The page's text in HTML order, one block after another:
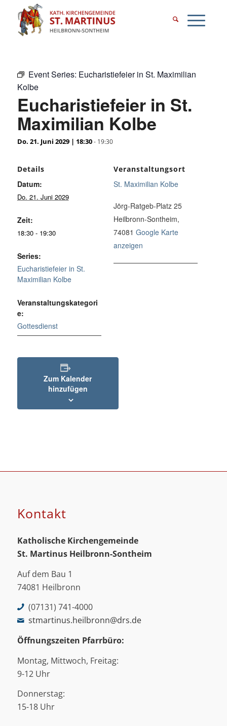
Event Series: Eucharistiefeier in St. Maximilian
Kolbe
Eucharistiefeier in St.
Maximilian Kolbe
Do. 21. Juni 2029 | 18:30- 19:30
Details
Datum:
Do. 21. Juni 2029
Zeit:
18:30 - 19:30
Series:
Eucharistiefeier in St.
Maximilian Kolbe
Veranstaltungskategori
e:
Gottesdienst
Veranstaltungsort
St. Maximilian Kolbe
Jörg-Ratgeb-Platz 25
Heilbronn-Sontheim,
74081 Google Karte
anzeigen
Zum Kalender
hinzufügen
Kontakt
Katholische Kirchengemeinde
St. Martinus Heilbronn-Sontheim
Auf dem Bau 1
74081 Heilbronn
(07131) 741-4000
stmartinus.heilbronn@drs.de
Öffnungszeiten Pfarrbüro:
Montag, Mittwoch, Freitag:
9-12 Uhr
Donnerstag:
15-18 Uhr